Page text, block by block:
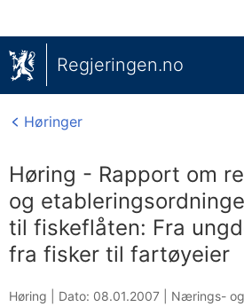
Regjeringen.no
Høringer
Høring - Rapport om
og
til fiskeflåten: Fra
fra fisker til fartøyeier
Høring | Dato: 08.01.2007 Nærings-